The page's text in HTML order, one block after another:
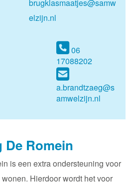
brugklasmaatjes@samw
elzijn.nl
06
17088202
a.brandtzaeg@s
amwelzijn.nl
De Romein
is een extra ondersteuning voor
Hierdoor wordt het voor